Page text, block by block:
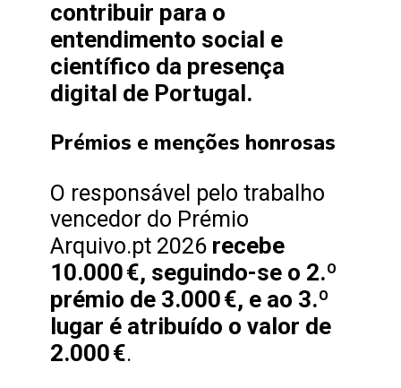
contribuir para o
entendimento social e
científico da presença
digital de Portugal.
Prémios e menções honrosas
O responsável pelo trabalho
vencedor do Prémio
Arquivo.pt 2026 recebe
10.000 €, seguindo-se o 2.º
prémio de 3.000 €, e ao 3.º
lugar é atribuído o valor de
2.000 €.